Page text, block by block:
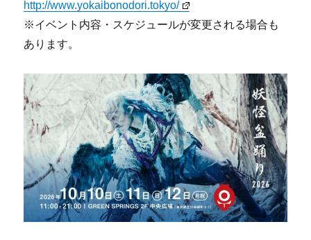
http://www.yokaibonodori.tokyo/
※イベント内容・スケジュールが変更される場合も
あります。